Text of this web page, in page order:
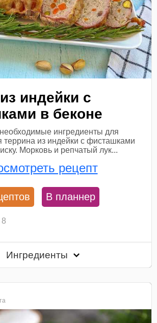
индейки с
в беконе
ингредиенты для
террина из индейки с фисташками
Морковь и репчатый лук...
рецепт
В планнер
8
Ингредиенты